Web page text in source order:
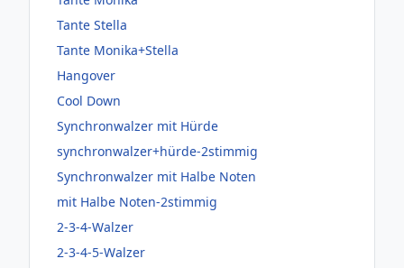
Tante Stella
Tante Monika+Stella
Hangover
Cool Down
Synchronwalzer mit Hürde
synchronwalzer+hürde-2stimmig
Synchronwalzer mit Halbe Noten
mit Halbe Noten-2stimmig
2-3-4-Walzer
2-3-4-5-Walzer